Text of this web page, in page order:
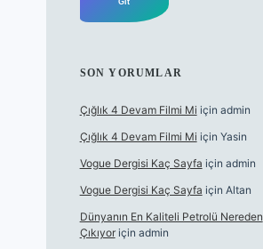
SON YORUMLAR
Çığlık 4 Devam Filmi Mi için admin
Çığlık 4 Devam Filmi Mi için Yasin
Vogue Dergisi Kaç Sayfa için admin
Vogue Dergisi Kaç Sayfa için Altan
Dünyanın En Kaliteli Petrolü Nereden
Çıkıyoriçin admin